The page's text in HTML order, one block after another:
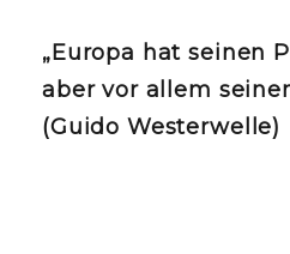
„Europa hat seinen
aber vor allem
(Guido Westerwelle)